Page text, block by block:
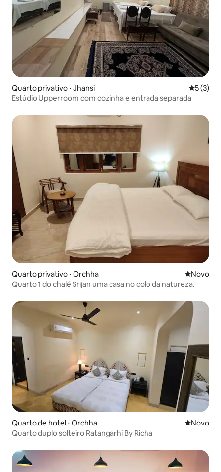
Quarto privativo ⋅ Jhansi 5 de
5 (3)
Estúdio Upperroom com cozinha e entrada separada
Quarto privativo ⋅ Orchha Novo
Novo
Quarto 1 do chalé Srijan uma casa no colo da natureza.
Quarto de hotel ⋅ Orchha Novo
Novo
Quarto duplo solteiro Ratangarhi By Richa